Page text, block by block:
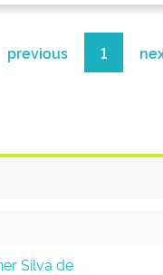
previous 1
Silva de